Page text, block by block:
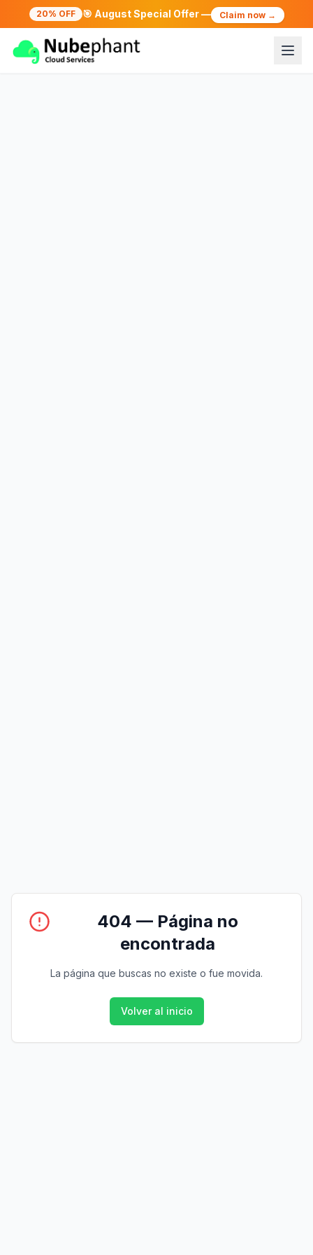
20% OFF 🎯 August Special Offer — Claim now →
404 — Página no
encontrada
La página que buscas no existe o fue movida.
Volver al inicio